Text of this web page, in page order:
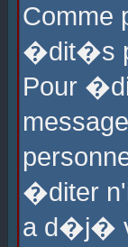
Comme
�dit�s
Pour
�diter
a d�j�